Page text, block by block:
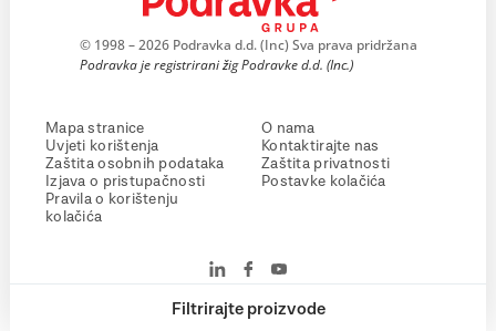
Filtrirajte proizvode
© 1998 – 2026 Podravka d.d. (Inc) Sva prava pridržana
Podravka je registrirani žig Podravke d.d. (Inc.)
Mapa stranice
Uvjeti korištenja
Zaštita osobnih podataka
Izjava o pristupačnosti
Pravila o korištenju
kolačića
O nama
Kontaktirajte nas
Zaštita privatnosti
Postavke kolačića